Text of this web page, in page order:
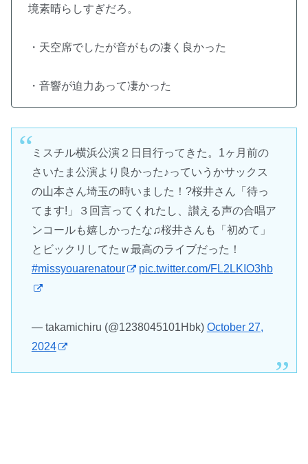
境素晴らしすぎだろ。
・天空席でしたが音がもの凄く良かった
・音響が迫力あって凄かった
ミスチル横浜公演２日目行ってきた。1ヶ月前の
さいたま公演より良かった♪っていうかサックス
の山本さん埼玉の時いました！?桜井さん「待っ
てます!」３回言ってくれたし、讃える声の合唱ア
ンコールも嬉しかったな♫桜井さんも「初めて」
とビックリしてたｗ最高のライブだった！
#missyouarenatour
pic.twitter.com/FL2LKIO3hb
— takamichiru (@1238045101Hbk) October 27,
2024